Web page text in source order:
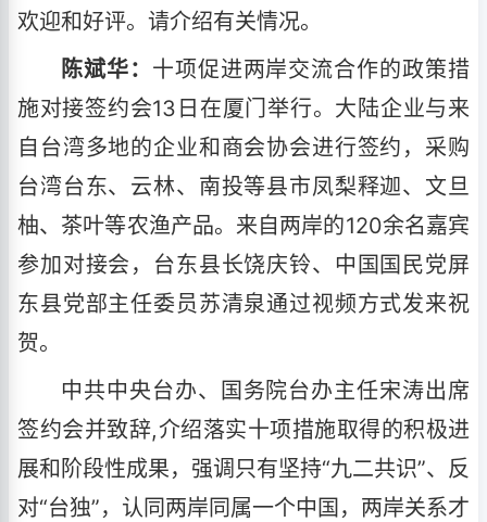
欢迎和好评。请介绍有关情况。
陈斌华： 十项促进两岸交流合作的政策措
施对接签约会13日在厦门举行。大陆企业与来
自台湾多地的企业和商会协会进行签约，采购
台湾台东、云林、南投等县市凤梨释迦、文旦
柚、茶叶等农渔产品。来自两岸的120余名嘉宾
参加对接会，台东县长饶庆铃、中国国民党屏
东县党部主任委员苏清泉通过视频方式发来祝
贺。
中共中央台办、国务院台办主任宋涛出席
签约会并致辞,介绍落实十项措施取得的积极进
展和阶段性成果，强调只有坚持“九二共识”、反
对“台独”，认同两岸同属一个中国，两岸关系才